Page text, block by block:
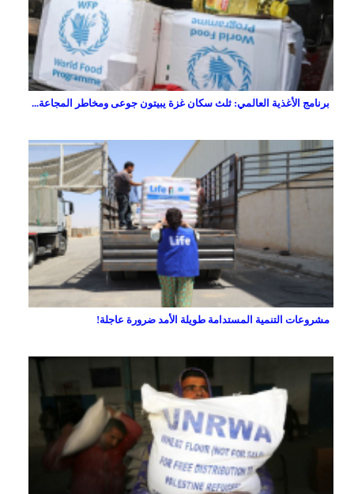
برنامج الأغذية العالمي: ثلث سكان غزة يبيتون جوعى ومخاطر المجاعة...
مشروعات التنمية المستدامة طويلة الأمد ضرورة عاجلة!